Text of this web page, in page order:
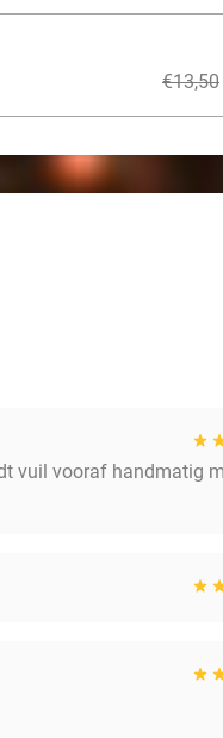
€13,50
vuil vooraf handmatig